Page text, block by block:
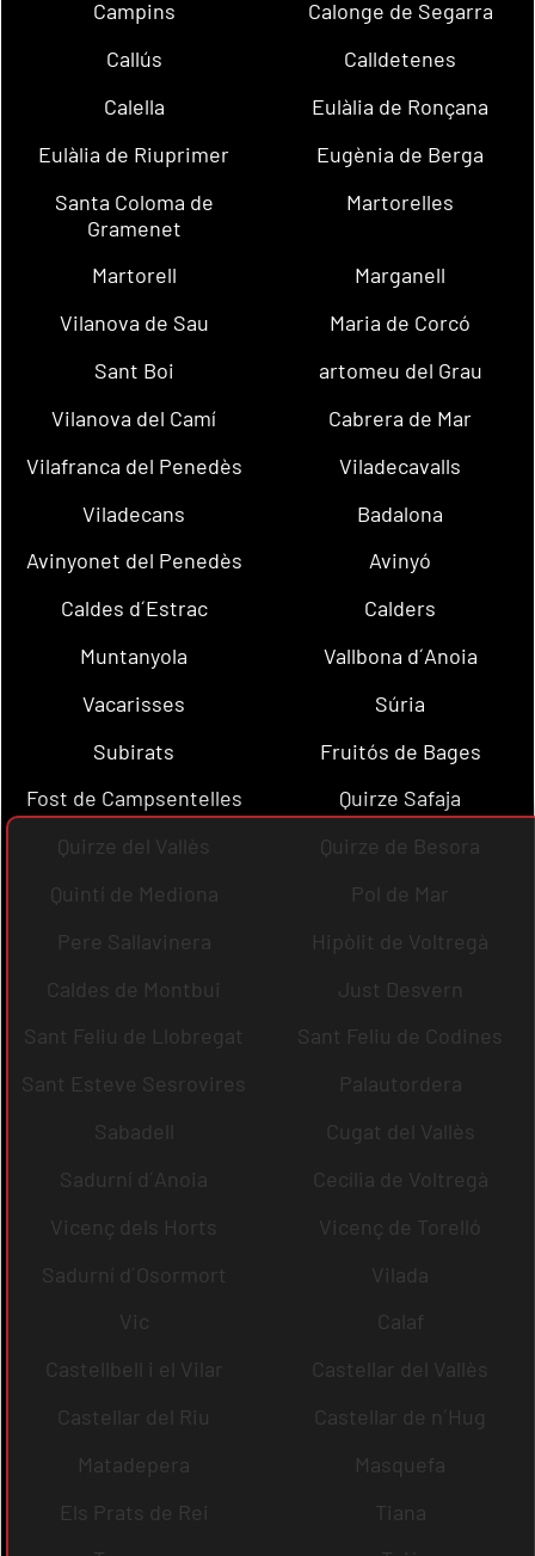
Campins
Calonge de Segarra
Callús
Calldetenes
Calella
Eulàlia de Ronçana
Eulàlia de Riuprimer
Eugènia de Berga
Santa Coloma de
Gramenet
Martorelles
Martorell
Marganell
Vilanova de Sau
Maria de Corcó
Sant Boi
artomeu del Grau
Vilanova del Camí
Cabrera de Mar
Vilafranca del Penedès
Viladecavalls
Viladecans
Badalona
Avinyonet del Penedès
Avinyó
Caldes d´Estrac
Calders
Muntanyola
Vallbona d´Anoia
Vacarisses
Súria
Subirats
Fruitós de Bages
Fost de Campsentelles
Quirze Safaja
Quirze del Vallès
Quirze de Besora
Quintí de Mediona
Pol de Mar
Pere Sallavinera
Hipòlit de Voltregà
Caldes de Montbui
Just Desvern
Sant Feliu de Llobregat
Sant Feliu de Codines
Sant Esteve Sesrovires
Palautordera
Sabadell
Cugat del Vallès
Sadurní d´Anoia
Cecília de Voltregà
Vicenç dels Horts
Vicenç de Torelló
Sadurní d´Osormort
Vilada
Vic
Calaf
Castellbell i el Vilar
Castellar del Vallès
Castellar del Riu
Castellar de n´Hug
Matadepera
Masquefa
Els Prats de Rei
Tiana